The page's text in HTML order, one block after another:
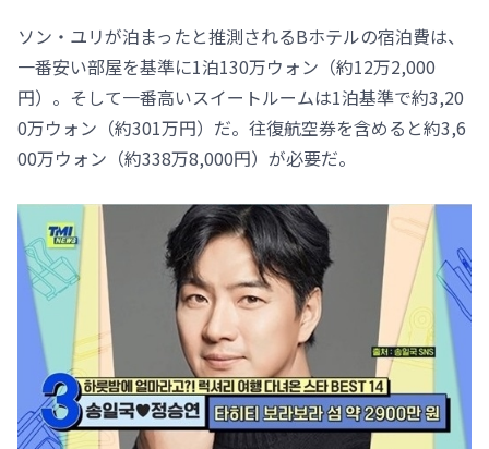
ソン・ユリが泊まったと推測されるBホテルの宿泊費は、
一番安い部屋を基準に1泊130万ウォン（約12万2,000
円）。そして一番高いスイートルームは1泊基準で約3,20
0万ウォン（約301万円）だ。往復航空券を含めると約3,6
00万ウォン（約338万8,000円）が必要だ。